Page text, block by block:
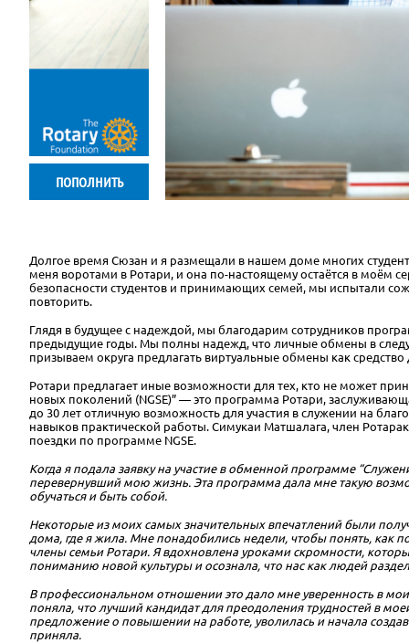
Долгое время Сюзан и я размещали в нашем доме многих
меня воротами в Ротари, и она по-настоящему остаётся в моём
безопасности студентов и принимающих семей, мы испытали
повторить.
Глядя в будущее с надеждой, мы благодарим сотрудников
предыдущие годы. Мы полны надежд, что личные обмены в
призываем округа предлагать виртуальные обмены как
Ротари предлагает иные возможности для тех, кто не может
новых поколений (NGSE)” — это программа Ротари,
до 30 лет отличную возможность для участия в служении на
навыков практической работы. Симукаи Матшалага, член
поездки по программе NGSE.
Когда я подала заявку на участие в обменной программе
перевернувший мою жизнь. Эта программа дала мне такую
обучаться и быть собой.
Некоторые из моих самых значительных впечатлений были
дома, где я жила. Мне понадобились недели, чтобы понять, как
члены семьи Ротари. Я вдохновлена уроками скромности,
пониманию новой культуры и осознала, что нас как людей
В профессиональном отношении это дало мне уверенность в
поняла, что лучший кандидат для преодоления трудностей в
предложение о повышении на работе, уволилась и начала
приняла.
ПОПОЛНИТЬ